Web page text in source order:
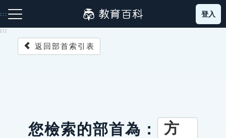
到
主
::: 登入
:::
返回部首索引表
您檢索的部首為： 方